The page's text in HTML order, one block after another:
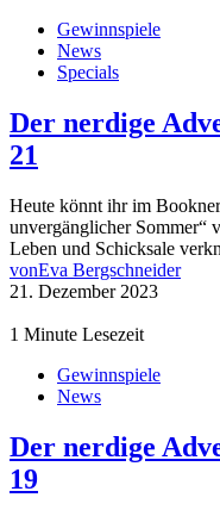
Gewinnspiele
News
Specials
Der nerdige
21
Heute könnt ihr im
unvergänglicher
Leben und Schicksale
vonEva Bergschneider
21. Dezember 2023
1 Minute Lesezeit
Gewinnspiele
News
Der nerdige
19